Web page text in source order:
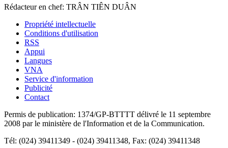
Rédacteur en chef: TRÂN TIÊN DUÂN
Propriété intellectuelle
Conditions d'utilisation
RSS
Appui
Langues
VNA
Service d'information
Publicité
Contact
Permis de publication: 1374/GP-BTTTT délivré le 11 septembre
2008 par le ministère de l'Information et de la Communication.
Tél: (024) 39411349 - (024) 39411348, Fax: (024) 39411348